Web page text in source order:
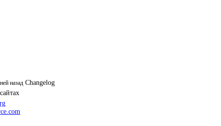
назад Changelog